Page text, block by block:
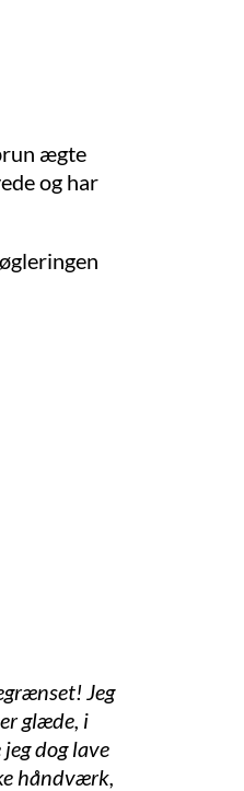
ægte
og har
Jeg
glæde, i
dog lave
håndværk,